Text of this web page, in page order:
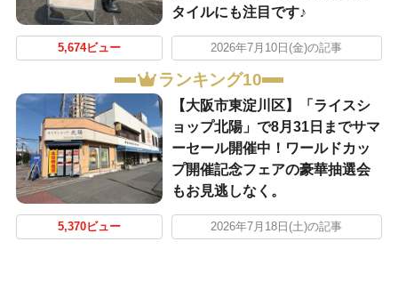
タイルにも注目です♪
5,674ビュー 2026年7月10日(金)の記事
ランキング10
【大阪市東淀川区】「ライスシ
ョップ北陽」で8月31日までサマ
ーセール開催中！ワールドカッ
プ開催記念フェアの豪華抽選会
もお見逃しなく。
5,370ビュー 2026年7月18日(土)の記事